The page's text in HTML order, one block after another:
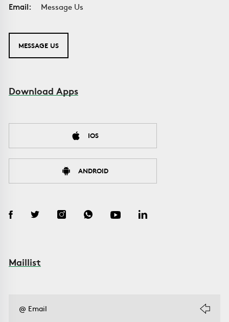
Email:
Message Us
MESSAGE US
Download Apps
IOS
ANDROID
Maillist